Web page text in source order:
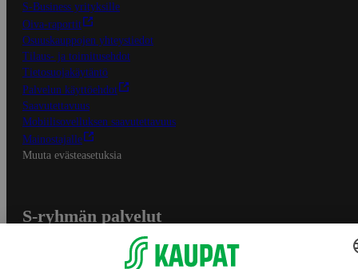
S-Business yrityksille
Oiva-raportit
Osuuskauppojen yhteystiedot
Tilaus- ja toimitusehdot
Tietosuojakäytäntö
Palvelun käyttöehdot
Saavutettavuus
Mobiilisovelluksen saavutettavuus
Mainostajalle
Muuta evästeasetuksia
S-ryhmän palvelut